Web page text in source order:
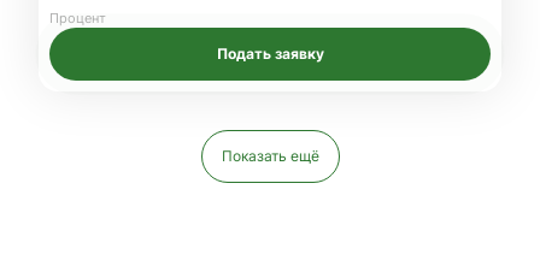
Процент
Подать заявку
Показать ещё